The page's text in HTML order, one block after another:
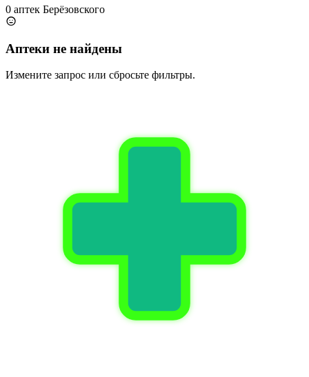
0 аптек Берёзовского
Аптеки не найдены
Измените запрос или сбросьте фильтры.